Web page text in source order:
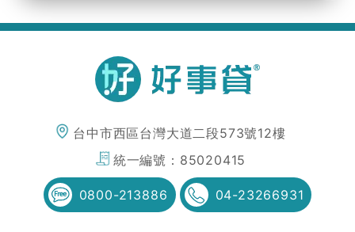
台中市西區台灣大道二段573號12樓
統一編號： 85020415
0800-213886 04-23266931